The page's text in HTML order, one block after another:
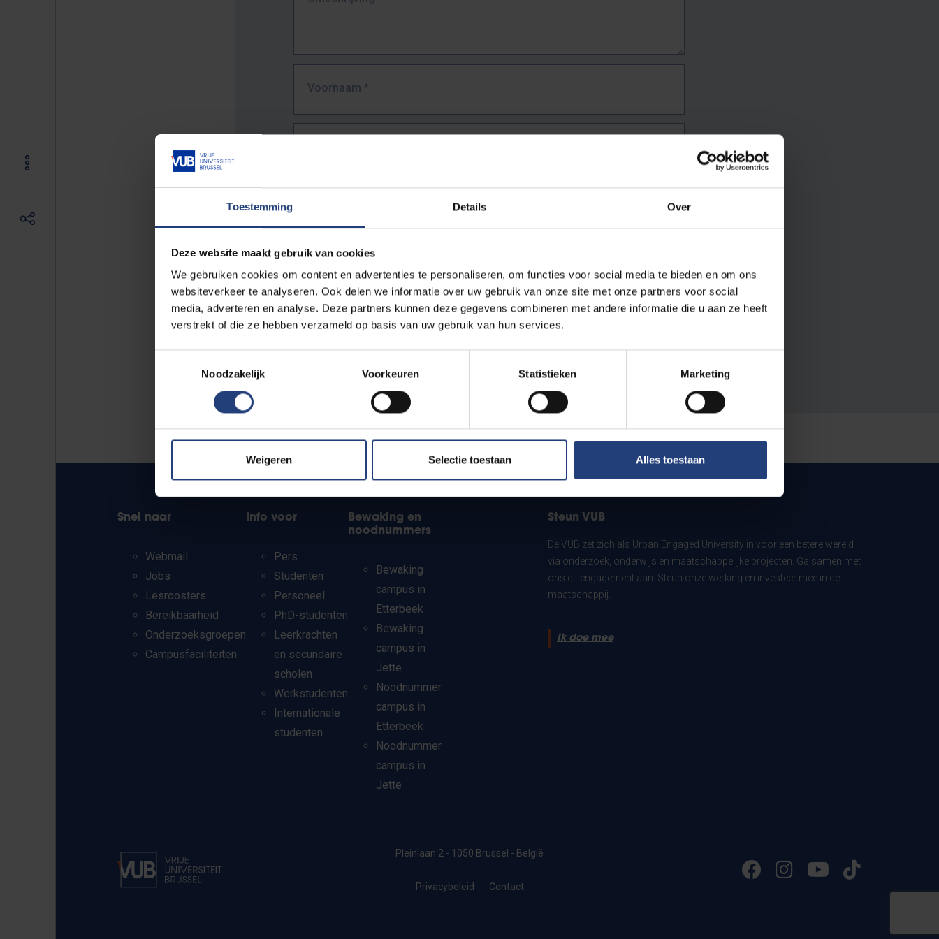
Toestemming Details Over
Deze website maakt gebruik van cookies
We gebruiken cookies om content en advertenties te personaliseren, om functies voor social media te bieden en om ons
websiteverkeer te analyseren. Ook delen we informatie over uw gebruik van onze site met onze partners voor social
media, adverteren en analyse. Deze partners kunnen deze gegevens combineren met andere informatie die u aan ze heeft
verstrekt of die ze hebben verzameld op basis van uw gebruik van hun services.
Noodzakelijk
Voorkeuren Statistieken Marketing
Weigeren Selectie toestaan Alles toestaan
Voornaam *
URL*
De volledige URL van de pagina waar je de fout zag.
Bv. https://www.vub.be/nl/studeren-aan-de-vub/alle-opleidingen
Snel naar
Webmail
Jobs
Lesroosters
Bereikbaarheid
Onderzoeksgroepen
Campusfaciliteiten
Info voor
Pers
Studenten
Personeel
PhD-studenten
Leerkrachten
en secundaire
scholen
Werkstudenten
Internationale
studenten
Bewaking en
noodnummers
Bewaking
campus in
Etterbeek
Bewaking
campus in
Jette
Noodnummer
campus in
Etterbeek
Noodnummer
campus in
Jette
Steun VUB
De VUB zet zich als Urban Engaged University in voor een betere wereld
via onderzoek, onderwijs en maatschappelijke projecten. Ga samen met
ons dit engagement aan. Steun onze werking en investeer mee in de
maatschappij.
Ik doe mee
Pleinlaan 2 - 1050 Brussel - België
Privacybeleid Contact